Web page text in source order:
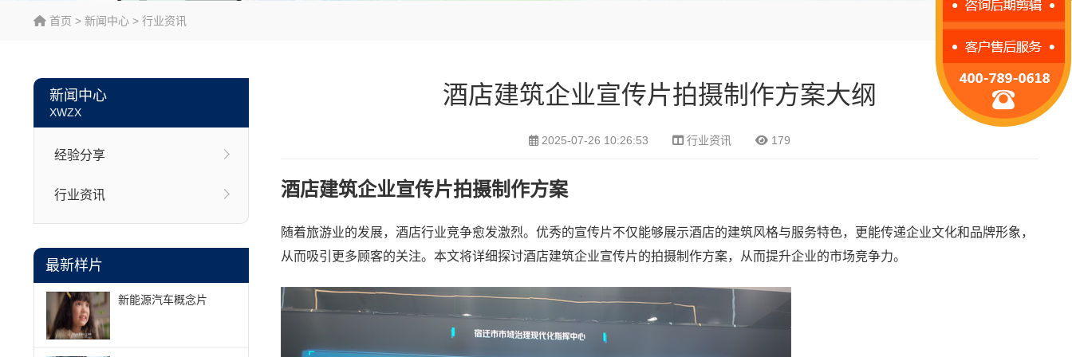
首页 > 新闻中心 > 行业资讯
新闻中心
XWZX
经验分享
行业资讯
最新样片
新能源汽车概念片
酒店建筑企业宣传片拍摄制作方案大纲
2025-07-26 10:26:53 行业资讯 179
酒店建筑企业宣传片拍摄制作方案
随着旅游业的发展，酒店行业竞争愈发激烈。优秀的宣传片不仅能够展示酒店的建筑风格与服务特色，更能传递企业文化和品牌形象，
从而吸引更多顾客的关注。本文将详细探讨酒店建筑企业宣传片的拍摄制作方案，从而提升企业的市场竞争力。